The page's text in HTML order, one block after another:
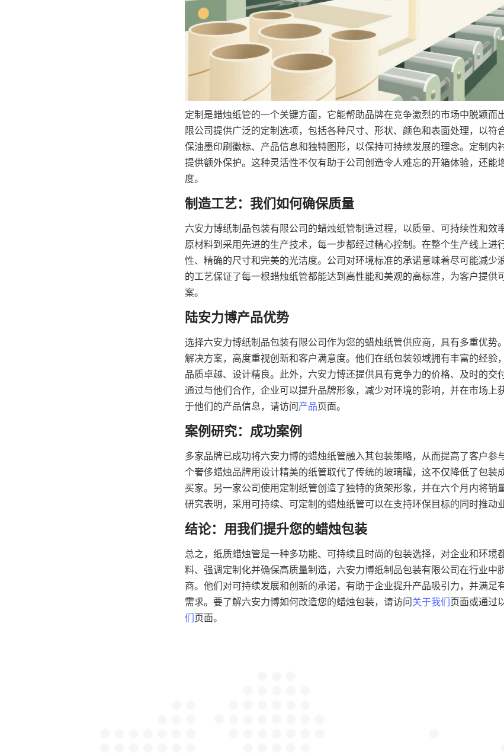
定制是蜡烛纸管的一个关键方面，它能帮助品牌在竞争激烈的市场中脱颖而
限公司提供广泛的定制选项，包括各种尺寸、形状、颜色和表面处理，以符
保油墨印刷徽标、产品信息和独特图形，以保持可持续发展的理念。定制内
提供额外保护。这种灵活性不仅有助于公司创造令人难忘的开箱体验，还能
度。
六安力博纸制品包装有限公司的蜡烛纸管制造过程，以质量、可持续性和效
原材料到采用先进的生产技术，每一步都经过精心控制。在整个生产线上进
性、精确的尺寸和完美的光洁度。公司对环境标准的承诺意味着尽可能减少
的工艺保证了每一根蜡烛纸管都能达到高性能和美观的高标准，为客户提供
案。
选择六安力博纸制品包装有限公司作为您的蜡烛纸管供应商，具有多重优势
解决方案，高度重视创新和客户满意度。他们在纸包装领域拥有丰富的经验
品质卓越、设计精良。此外，六安力博还提供具有竞争力的价格、及时的交
通过与他们合作，企业可以提升品牌形象，减少对环境的影响，并在市场上
于他们的产品信息，请访问产品页面。
多家品牌已成功将六安力博的蜡烛纸管融入其包装策略，从而提高了客户参
个奢侈蜡烛品牌用设计精美的纸管取代了传统的玻璃罐，这不仅降低了包装
买家。另一家公司使用定制纸管创造了独特的货架形象，并在六个月内将销
研究表明，采用可持续、可定制的蜡烛纸管可以在支持环保目标的同时推动
总之，纸质蜡烛管是一种多功能、可持续且时尚的包装选择，对企业和环境
料、强调定制化并确保高质量制造，六安力博纸制品包装有限公司在行业中
商。他们对可持续发展和创新的承诺，有助于企业提升产品吸引力，并满足
需求。要了解六安力博如何改造您的蜡烛包装，请访问关于我们页面或通过
们页面。